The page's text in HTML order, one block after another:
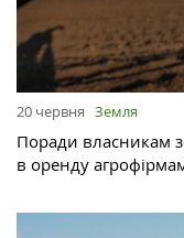
20 червня Земля
Поради власникам
в оренду